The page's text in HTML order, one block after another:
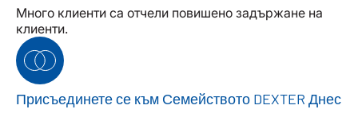
Много клиенти са отчели повишено задържане на
клиенти.
Присъединете се към Семейството DEXTER Днес